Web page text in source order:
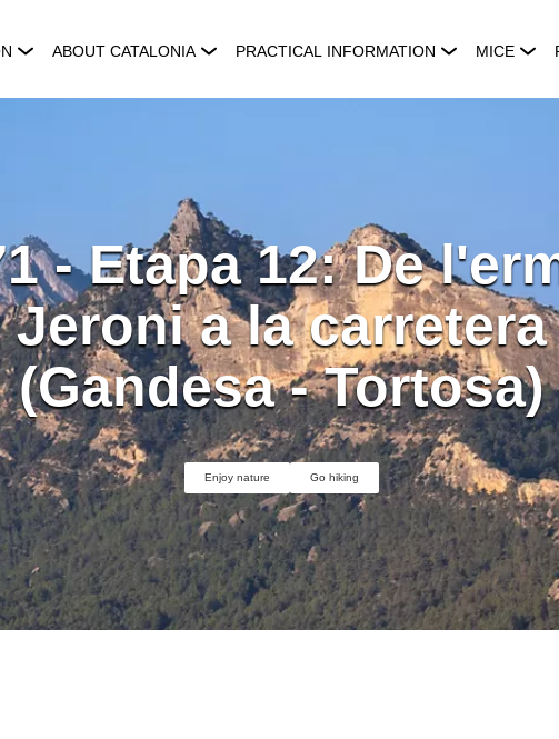
ABOUT CATALONIA PRACTICAL INFORMATION MICE
- Etapa 12: De
Jeroni a la carretera
(Gandesa - Tortosa)
Enjoy nature Go hiking